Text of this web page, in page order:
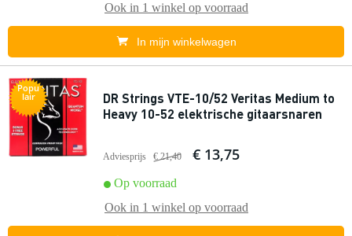
Ook in 1 winkel op voorraad
In mijn winkelwagen
Popu
lair
DR Strings VTE-10/52 Veritas Medium to
Heavy 10-52 elektrische gitaarsnaren
Adviesprijs € 21,40 € 13,75
Op voorraad
Ook in 1 winkel op voorraad